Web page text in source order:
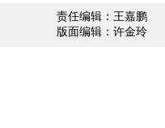
责任编辑：王嘉鹏
版面编辑：许金玲